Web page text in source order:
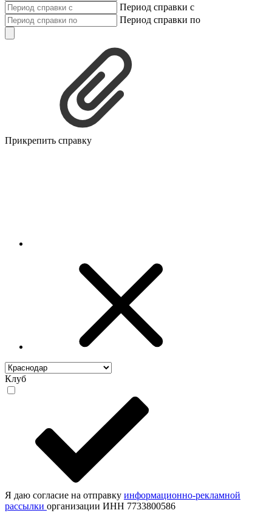
Период справки с
Период справки по
Прикрепить справку
Клуб
Я даю согласие на отправку информационно-рекламной
рассылки организации ИНН 7733800586